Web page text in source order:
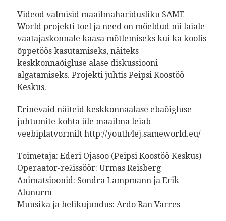
Videod valmisid maailmaharidusliku SAME
World projekti toel ja need on mõeldud nii laiale
vaatajaskonnale kaasa mõtlemiseks kui ka koolis
õppetöös kasutamiseks, näiteks
keskkonnaõigluse alase diskussiooni
algatamiseks. Projekti juhtis Peipsi Koostöö
Keskus.
Erinevaid näiteid keskkonnaalase ebaõigluse
juhtumite kohta üle maailma leiab
veebiplatvormilt http://youth4ej.sameworld.eu/
Toimetaja: Ederi Ojasoo (Peipsi Koostöö Keskus)
Operaator-režissöör: Urmas Reisberg
Animatsioonid: Sondra Lampmann ja Erik
Alunurm
Muusika ja helikujundus: Ardo Ran Varres